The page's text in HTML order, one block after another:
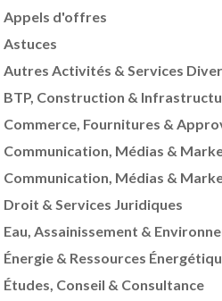
Appels d'offres
Astuces
Autres Activités & Services
BTP, Construction &
Commerce, Fournitures &
Communication, Médias &
Communication, Médias &
Droit & Services Juridiques
Eau, Assainissement &
Énergie & Ressources
Études, Conseil & Consultance